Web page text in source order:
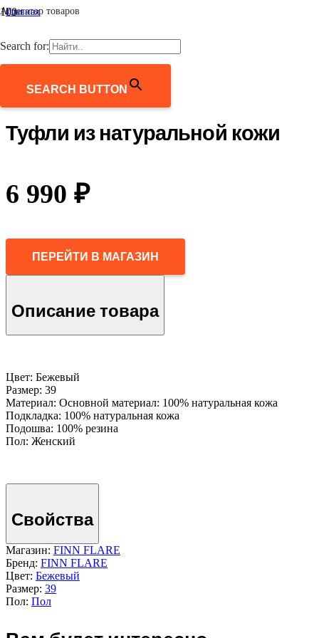
Агрегатор товаров
Search for:
SEARCH BUTTON
Главная
/
Туфли из натуральной кожи
Туфли из натуральной кожи
6 990 ₽
ПЕРЕЙТИ В МАГАЗИН
Описание товара
Цвет: Бежевый
Размер: 39
Материал: Основной материал: 100% натуральная кожа
Подкладка: 100% натуральная кожа
Подошва: 100% резина
Пол: Женский
Свойства
Магазин: FINN FLARE
Бренд: FINN FLARE
Цвет: Бежевый
Размер: 39
Пол: Пол